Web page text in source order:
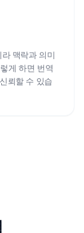
맥락과 의미
게 하면 번역
뢰할 수 있습